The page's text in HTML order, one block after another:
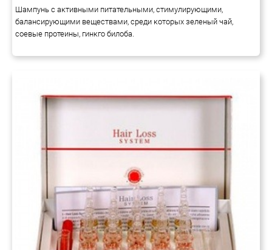
Шампунь с активными питательными, стимулирующими,
балансирующими веществами, среди которых зеленый чай,
соевые протеины, гинкго билоба.